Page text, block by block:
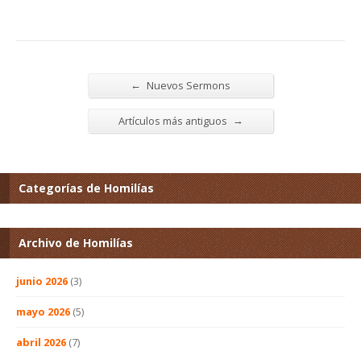
← Nuevos Sermons
Artículos más antiguos →
Categorías de Homilías
Archivo de Homilías
junio 2026 (3)
mayo 2026 (5)
abril 2026 (7)